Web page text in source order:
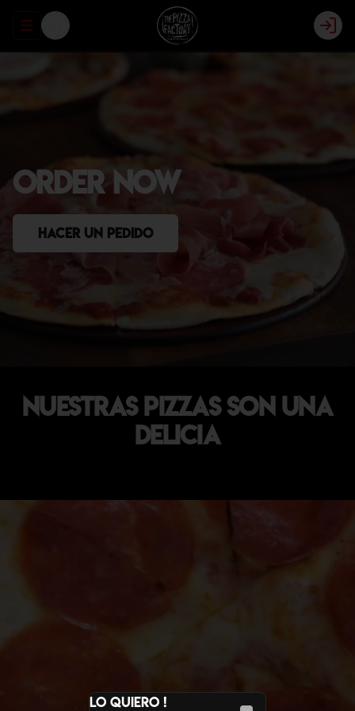
Abrir menu de navegación
ORDER NOW
Hacer un pedido
Nuestras pizzas son una
delicia
LO QUIERO !